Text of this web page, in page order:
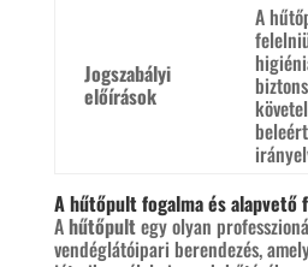
Jogszabályi
előírások
A
A hűtőpult fogalma és alapvető
Ahűtőpultegy olyan
vendéglátóipari berendezés,